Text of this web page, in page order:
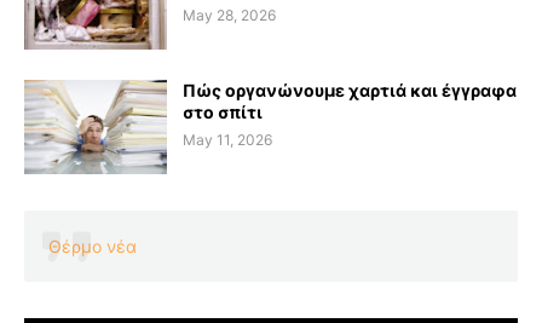
May 28, 2026
Πώς οργανώνουμε χαρτιά και έγγραφα
στο σπίτι
May 11, 2026
Θέρμο νέα